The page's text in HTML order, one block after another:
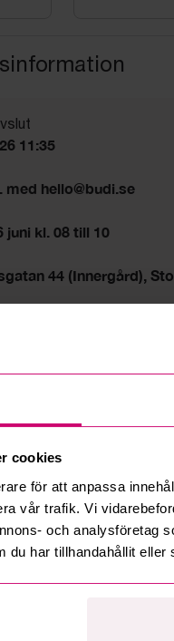
cookies
för att anpassa
vår trafik. Vi
och analysföretag
du har tillhandahållit
11:35
med hello@budi.se
juni kl. 08 till 10
44 (Innergård),